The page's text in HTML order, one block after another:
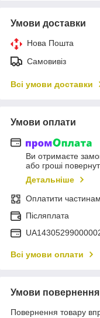
Умови доставки
Нова Пошта
Самовивіз
Всі умови доставки
Умови оплати
Ви отримаєте
або гроші
Детальніше
Оплатити
Післяплата
Всі умови оплати
Умови повернення
Повернення товару